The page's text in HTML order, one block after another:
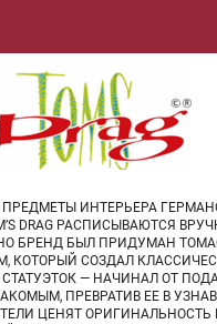
ПРЕДМЕТЫ ИНТЕРЬЕРА
DRAG РАСПИСЫВАЮТСЯ
БРЕНД БЫЛ ПРИДУМАН
КОТОРЫЙ СОЗДАЛ
— НАЧИНАЛ ОТ
ПРЕВРАТИВ ЕЕ В
ЦЕНЯТ ОРИГИНАЛЬНОСТЬ